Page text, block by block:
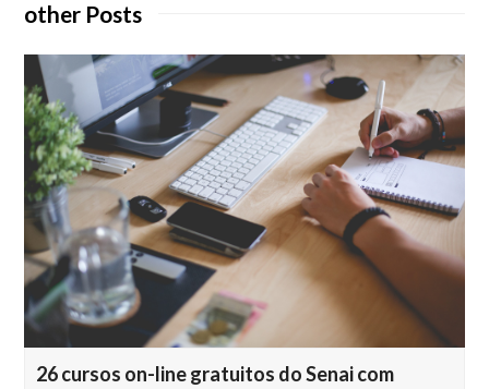
other Posts
26 cursos on-line gratuitos do Senai com